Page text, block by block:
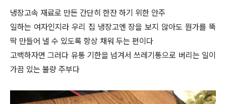
냉장고속 재료로 만든 간단히 한잔 하기 위한 안주
일하는 여자인지라 우리 집 냉장고엔 장을 보지 않아도 뭔가를 뚝
딱 만들어 낼 수 있도록 항상 채워 두는 편이다
고백하자면 그러다 유통 기한을 넘겨서 쓰레기통으로 버리는 일이
가끔 있는 불량 주부다